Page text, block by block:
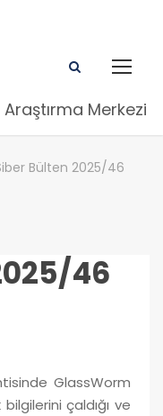
Merkezi
Bülten 2025/46
46
GlassWorm
çaldığı ve